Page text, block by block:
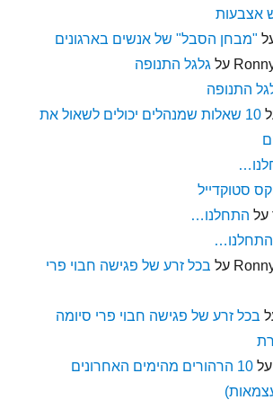
אצבעות
"מבחן הסבל" של אנשים בארגונים
על גלגל התנופה
התנופה
10 שאלות שמנהלים יכולים לשאול את
סטוקדייל
על התחלנו…
התחלנו…
על בכל זרע של פגישה חבוי פרי
בכל זרע של פגישה חבוי פרי סיומה
על
10 הרהורים מהימים האחרונים